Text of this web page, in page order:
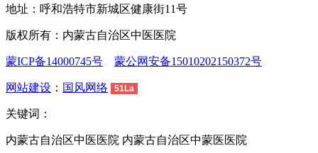
地址：呼和浩特市新城区健康街11号
版权所有：内蒙古自治区中医医院
蒙ICP备14000745号 蒙公网安备15010202150372号
网站建设 ： 国风网络 51La
关键词：
内蒙古自治区中医医院 内蒙古自治区中蒙医医院